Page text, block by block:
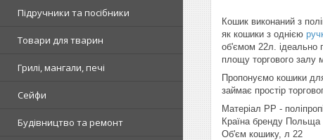
Підручники та посібники
Товари для тварин
Грилі, мангали, печі
Сейфи
Будівництво та ремонт
Кошик виконаний з
як кошики з однією
об'ємом 22л. ідеально
площу торгового залу
Пропонуємо кошики
займає простір
Матеріал PP -
Країна бренду Польща
Об'єм кошику, л 22